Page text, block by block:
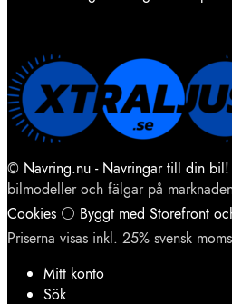
© Navring.nu - Navringar till din bil!
bilmodeller och fälgar på
Cookies ⚪ Byggt med Storefront
Priserna visas inkl. 25% svensk moms
Mitt konto
Sök